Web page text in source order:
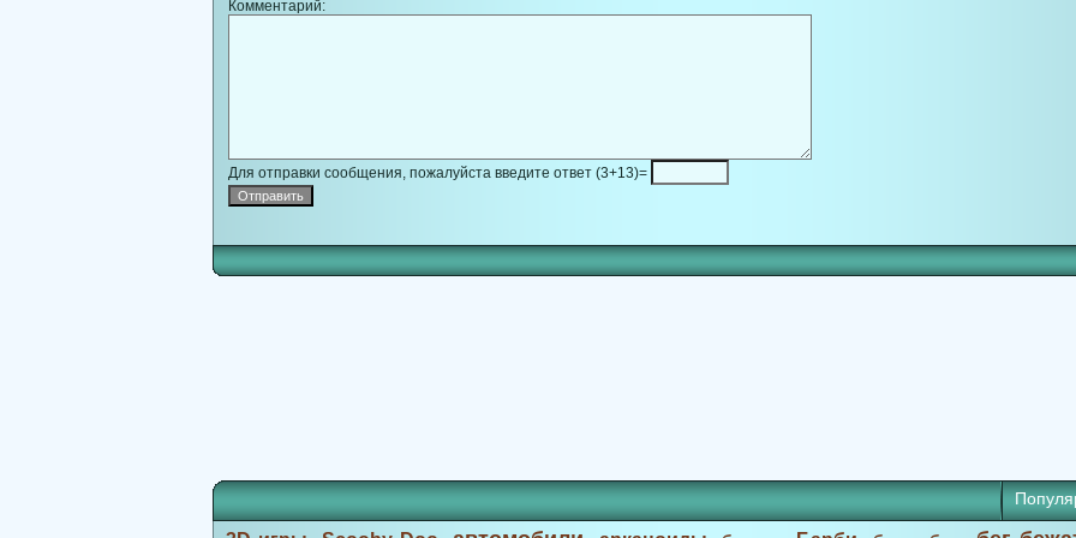
Комментарий:
Для отправки сообщения, пожалуйста введите ответ (3+13)=